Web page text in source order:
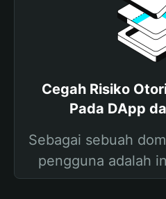
Cegah Risiko
Pada DApp
Sebagai sebuah
pengguna adalah